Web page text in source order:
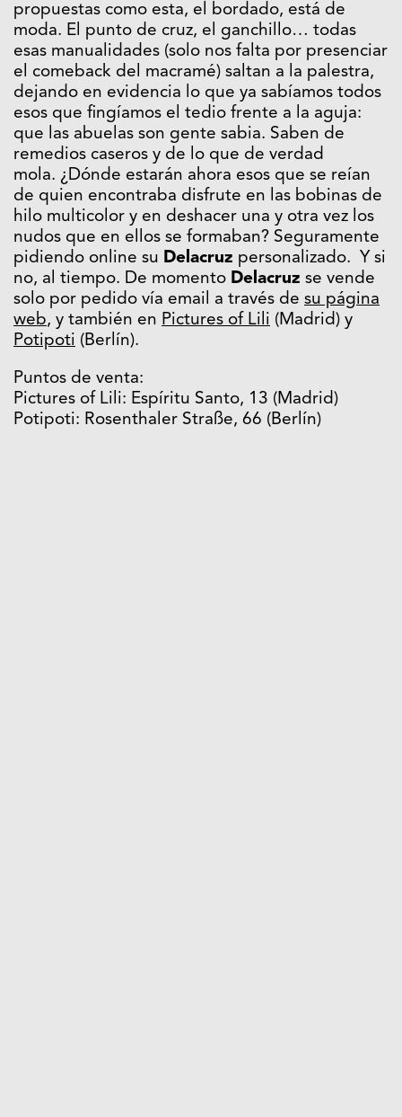
propuestas como esta, el bordado, está de
moda. El punto de cruz, el ganchillo… todas
esas manualidades (solo nos falta por presenciar
el comeback del macramé) saltan a la palestra,
dejando en evidencia lo que ya sabíamos todos
esos que fingíamos el tedio frente a la aguja:
que las abuelas son gente sabia. Saben de
remedios caseros y de lo que de verdad
mola. ¿Dónde estarán ahora esos que se reían
de quien encontraba disfrute en las bobinas de
hilo multicolor y en deshacer una y otra vez los
nudos que en ellos se formaban? Seguramente
pidiendo online su Delacruz personalizado. Y si
no, al tiempo. De momento Delacruz se vende
solo por pedido vía email a través de su página
web, y también en Pictures of Lili (Madrid) y
Potipoti (Berlín).
Puntos de venta:
Pictures of Lili: Espíritu Santo, 13 (Madrid)
Potipoti: Rosenthaler Straße, 66 (Berlín)